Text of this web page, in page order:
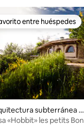
4.97 de 5, 148
entre huéspedes
entre huéspedes
subterránea e
Affrique
«Hobbit» les petits